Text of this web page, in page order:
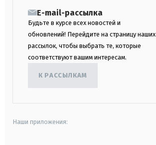
E-mail-рассылка
Будьте в курсе всех новостей и
обновлений! Перейдите на страницу наших
рассылок, чтобы выбрать те, которые
соответствуют вашим интересам.
К РАССЫЛКАМ
Наши приложения: